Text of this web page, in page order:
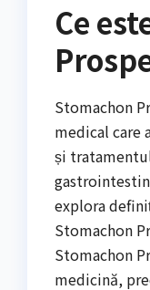
Ce
Stomachon
medical care
și
explora
Stomachon
Stomachon
medicină,